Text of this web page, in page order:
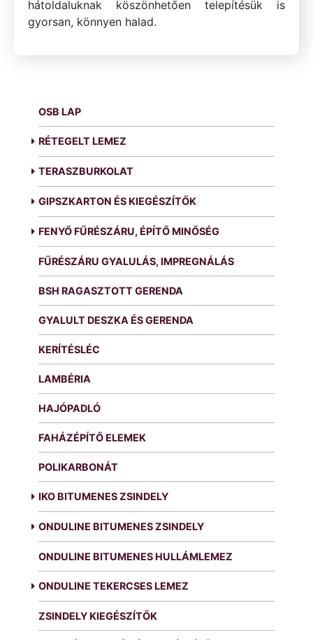
OSB LAP
RÉTEGELT LEMEZ
TERASZBURKOLAT
GIPSZKARTON ÉS KIEGÉSZÍTŐK
FENYŐ FŰRÉSZÁRU, ÉPÍTŐ MINŐSÉG
FŰRÉSZÁRU GYALULÁS, IMPREGNÁLÁS
BSH RAGASZTOTT GERENDA
GYALULT DESZKA ÉS GERENDA
KERÍTÉSLÉC
LAMBÉRIA
HAJÓPADLÓ
FAHÁZÉPÍTŐ ELEMEK
POLIKARBONÁT
IKO BITUMENES ZSINDELY
ONDULINE BITUMENES ZSINDELY
ONDULINE BITUMENES HULLÁMLEMEZ
ONDULINE TEKERCSES LEMEZ
ZSINDELY KIEGÉSZÍTŐK
hátoldaluknak köszönhetően telepítésük is
gyorsan, könnyen halad.